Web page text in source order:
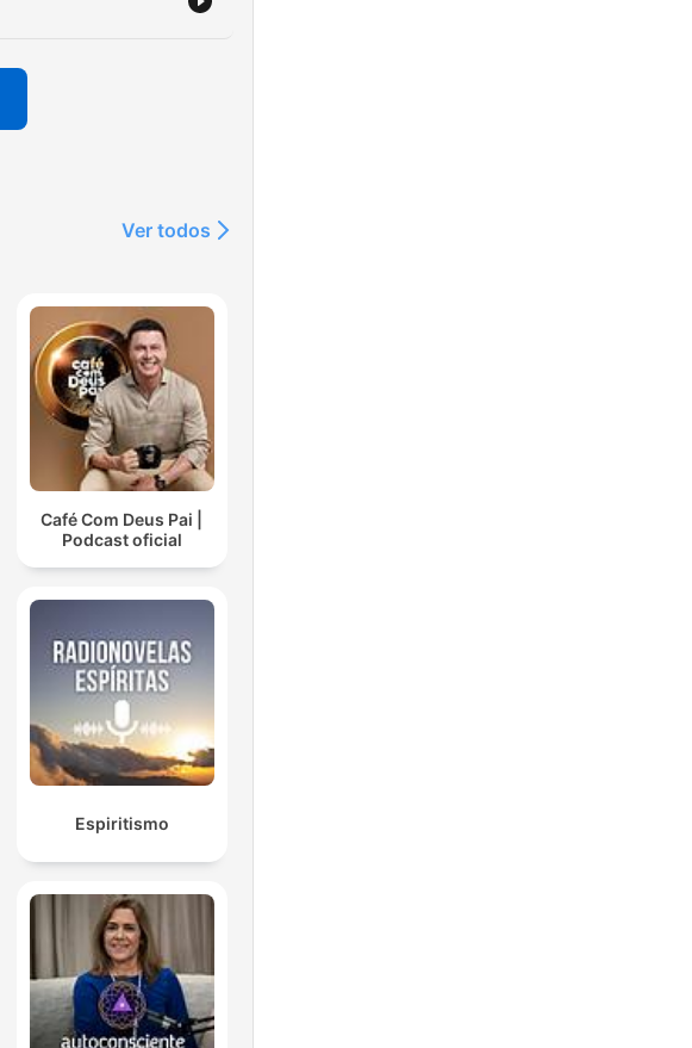
Ver todos
Café Com Deus Pai |
Podcast oficial
Espiritismo